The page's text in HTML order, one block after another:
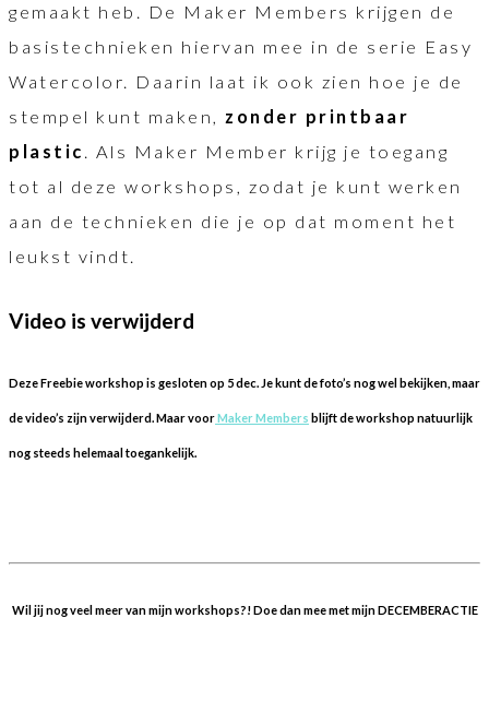
gemaakt heb. De Maker Members krijgen de
basistechnieken hiervan mee in de serie Easy
Watercolor. Daarin laat ik ook zien hoe je de
stempel kunt maken, zonder printbaar
plastic . Als Maker Member krijg je toegang
tot al deze workshops, zodat je kunt werken
aan de technieken die je op dat moment het
leukst vindt.
Video is verwijderd
Deze Freebie workshop is gesloten op 5 dec. Je kunt de foto’s nog wel bekijken, maar
de video’s zijn verwijderd. Maar voorMaker Members blijft de workshop natuurlijk
nog steeds helemaal toegankelijk.
Wil jij nog veel meer van mijn workshops?! Doe dan mee met mijn DECEMBERACTIE